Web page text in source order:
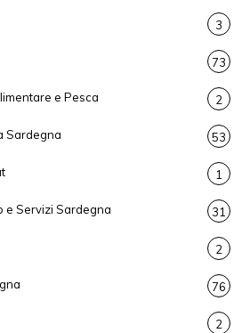
3
73
e Pesca 2
Sardegna 53
1
e Servizi Sardegna 31
2
76
2